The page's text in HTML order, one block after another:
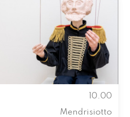
10.00
Mendrisiotto